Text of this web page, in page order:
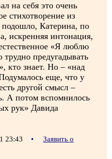
на себя это очень
стихотворение из
Катерина, по
искренняя интонация,
«Я люблю
предугадывать
кто знает. Но – «над
еще, что у
другой смысл –
А потом вспомнилось
рук» Давида
23:43 •
Заявить о